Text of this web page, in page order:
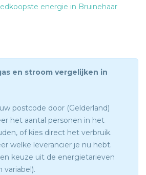
energie in Bruinehaar
en stroom vergelijken in
postcode door (Gelderland)
het aantal personen in het
of kies direct het verbruik.
welke leverancier je nu hebt.
keuze uit de energietarieven
variabel).